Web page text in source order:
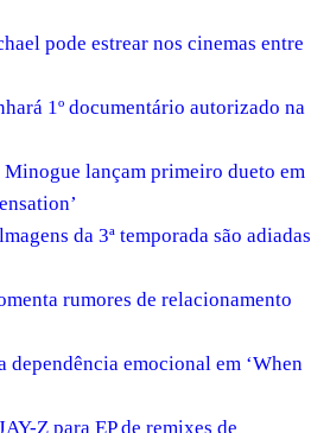
pode estrear nos cinemas entre
1º documentário autorizado na
lançam primeiro dueto em
da 3ª temporada são adiadas
rumores de relacionamento
dependência emocional em ‘When
Z para EP de remixes de